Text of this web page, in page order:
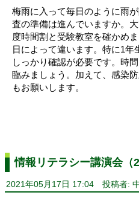
梅雨に入って毎日のように雨
査の準備は進んでいますか。
度時間割と受験教室を確かめ
日によって違います。特に1年
しっかり確認が必要です。時
臨みましょう。加えて、感染
もお願いします。
情報リテラシー講演会（2
2021年05月17日 17:04 投稿者: